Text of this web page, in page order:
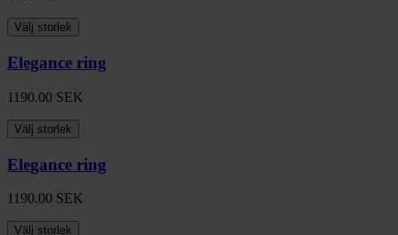
Välj storlek
Elegance ring
1190.00 SEK
Välj storlek
Elegance ring
1190.00 SEK
Välj storlek